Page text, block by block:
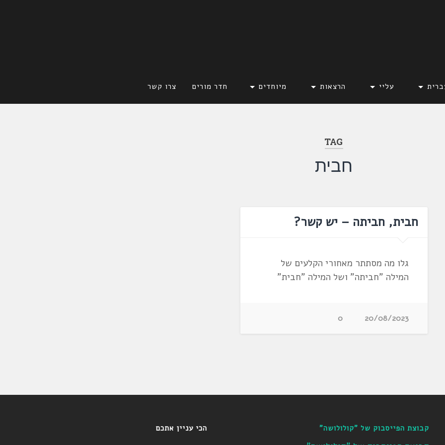
עליי הרצאות מיוחדים חדר מורים צרו קשר
TAG
חבית
חבית, חביתה – יש קשר?
גלו מה מסתתר מאחורי הקלעים של
המילה "חביתה" ושל המילה "חבית"
20/08/2023
0
קבוצת הפייסבוק של "קולולושה" הכי עניין אתכם